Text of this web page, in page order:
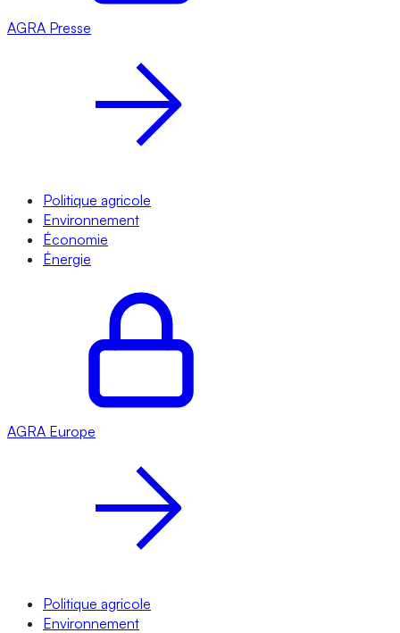
AGRA Presse
Politique agricole
Environnement
Économie
Énergie
AGRA Europe
Politique agricole
Environnement